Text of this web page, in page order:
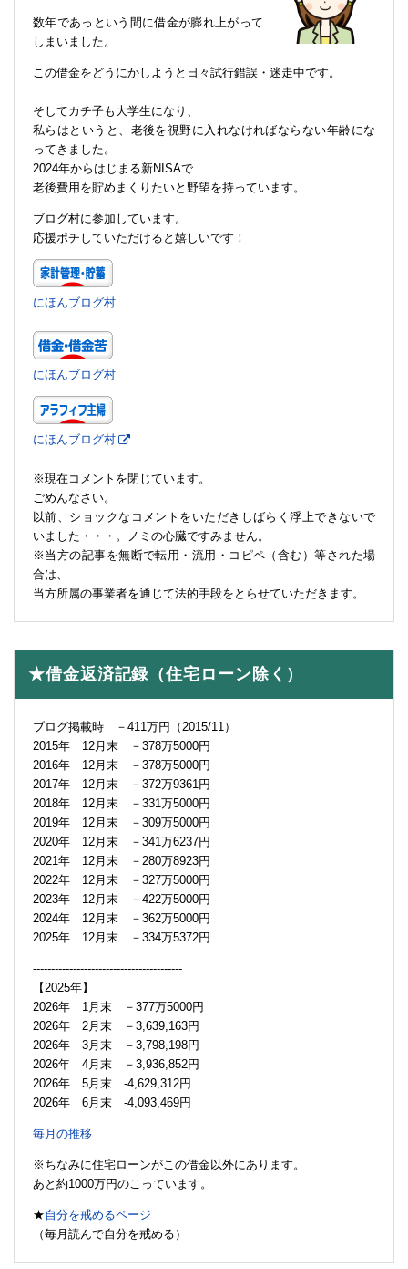
数年であっという間に借金が膨れ上がって
しまいました。
この借金をどうにかしようと日々試行錯誤・迷走中です。
そしてカチ子も大学生になり、
私らはというと、老後を視野に入れなければならない年齢にな
ってきました。
2024年からはじまる新NISAで
老後費用を貯めまくりたいと野望を持っています。
ブログ村に参加しています。
応援ポチしていただけると嬉しいです！
にほんブログ村
にほんブログ村
にほんブログ村
※現在コメントを閉じています。
ごめんなさい。
以前、ショックなコメントをいただきしばらく浮上できないで
いました・・・。ノミの心臓ですみません。
※当方の記事を無断で転用・流用・コピペ（含む）等された場
合は、
当方所属の事業者を通じて法的手段をとらせていただきます。
★借金返済記録（住宅ローン除く）
ブログ掲載時 －411万円（2015/11）
2015年 12月末 －378万5000円
2016年 12月末 －378万5000円
2017年 12月末 －372万9361円
2018年 12月末 －331万5000円
2019年 12月末 －309万5000円
2020年 12月末 －341万6237円
2021年 12月末 －280万8923円
2022年 12月末 －327万5000円
2023年 12月末 －422万5000円
2024年 12月末 －362万5000円
2025年 12月末 －334万5372円
-----------------------------------------
【2025年】
2026年 1月末 －377万5000円
2026年 2月末 －3,639,163円
2026年 3月末 －3,798,198円
2026年 4月末 －3,936,852円
2026年 5月末 -4,629,312円
2026年 6月末 -4,093,469円
毎月の推移
※ちなみに住宅ローンがこの借金以外にあります。
あと約1000万円のこっています。
★自分を戒めるページ
（毎月読んで自分を戒める）